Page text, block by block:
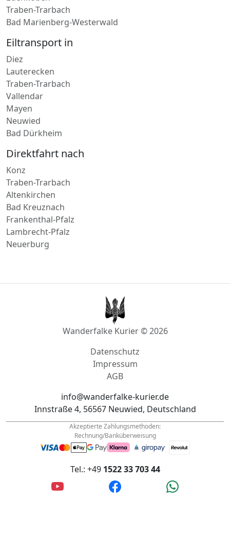
Traben-Trarbach
Bad Marienberg-Westerwald
Eiltransport in
Diez
Lauterecken
Traben-Trarbach
Vallendar
Mayen
Neuwied
Bad Dürkheim
Direktfahrt nach
Konz
Traben-Trarbach
Altenkirchen
Bad Kreuznach
Frankenthal-Pfalz
Lambrecht-Pfalz
Neuerburg
Wanderfalke Kurier © 2026
Datenschutz
Impressum
AGB
info@wanderfalke-kurier.de
Innstraße 4, 56567 Neuwied, Deutschland
Akzeptierte Zahlungsmethoden:
Rechnung/Banküberweisung
Tel.: +49 1522 33 703 44